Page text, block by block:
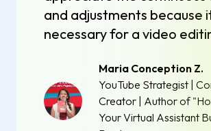
and adjustments because
necessary for a video
Maria Conception Z.
YouTube Strategist |
Creator | Author of
Your Virtual Assistant